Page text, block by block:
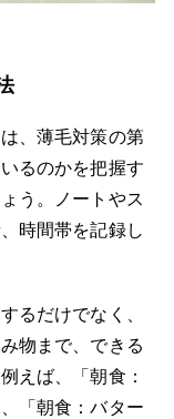
、薄毛対策の第
るのかを把握す
う。ノートやス
時間帯を記録し
るだけでなく、
物まで、できる
えば、「朝食：
「朝食：バター